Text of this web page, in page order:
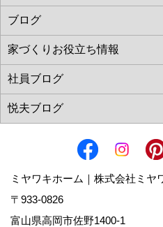
ミヤワキホーム｜株式会社ミヤ
〒933-0826
富山県高岡市佐野1400-1